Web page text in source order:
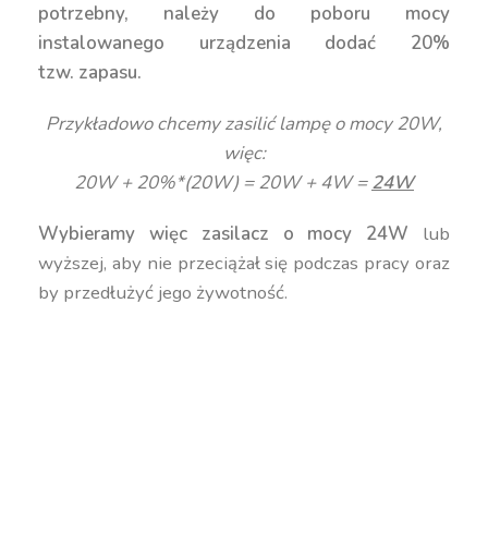
potrzebny, należy do poboru mocy
instalowanego urządzenia dodać 20%
tzw. zapasu.
Przykładowo chcemy zasilić lampę o mocy 20W,
więc:
20W + 20%*(20W) = 20W + 4W =24W
Wybieramy więc zasilacz o mocy 24W lub
wyższej, aby nie przeciążał się podczas pracy oraz
by przedłużyć jego żywotność.